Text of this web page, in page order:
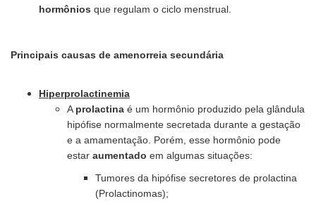
hormônios que regulam o ciclo menstrual.
Principais causas de amenorreia secundária
Hiperprolactinemia
A prolactina é um hormônio produzido pela glândula
hipófise normalmente secretada durante a gestação
e a amamentação. Porém, esse hormônio pode
estar aumentado em algumas situações:
Tumores da hipófise secretores de prolactina
(Prolactinomas);